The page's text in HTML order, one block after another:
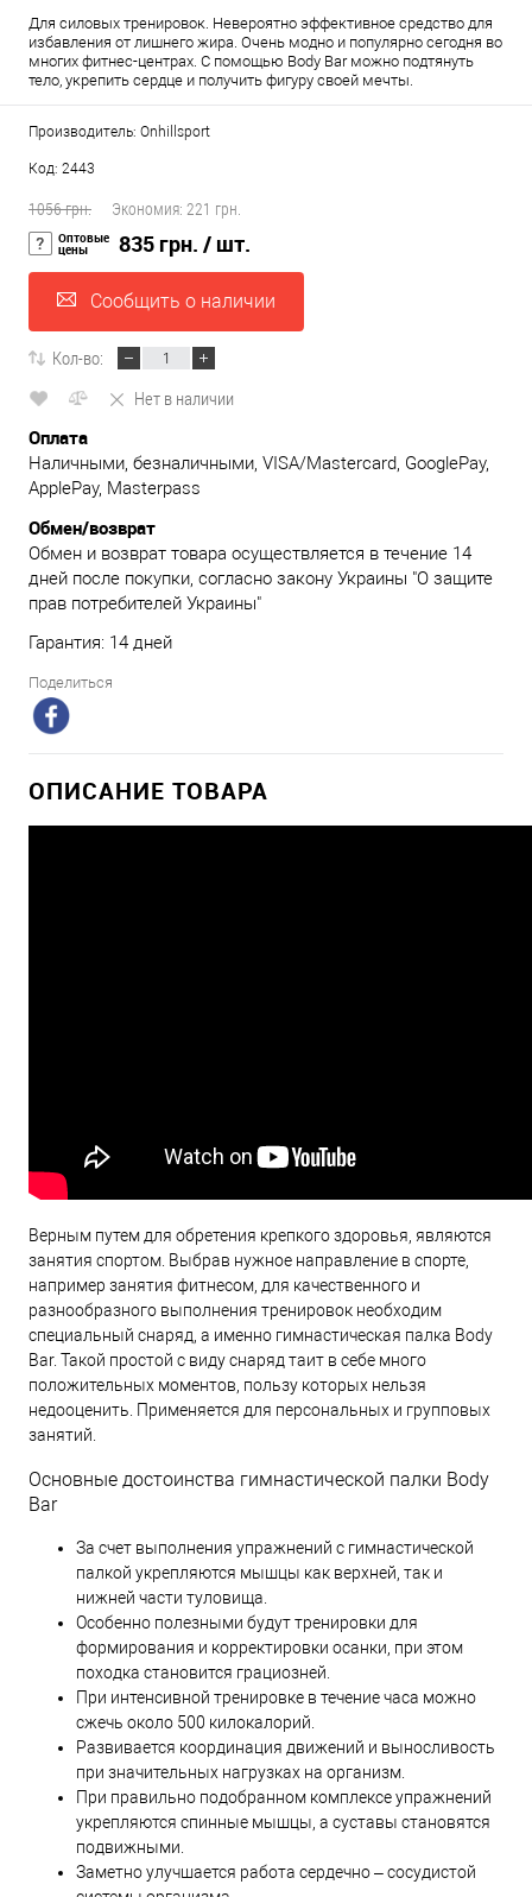
Для силовых тренировок. Невероятно эффективное средство для
избавления от лишнего жира. Очень модно и популярно сегодня во
многих фитнес-центрах. С помощью Body Bar можно подтянуть
тело, укрепить сердце и получить фигуру своей мечты.
Производитель: Onhillsport
Код: 2443
1056 грн. Экономия: 221 грн.
Оптовые
цены 835 грн. / шт.
Сообщить о наличии
Кол-во:
Нет в наличии
Оплата
Наличными, безналичными, VISA/Mastercard, GooglePay,
ApplePay, Masterpass
Обмен/возврат
Обмен и возврат товара осуществляется в течение 14
дней после покупки, согласно закону Украины "О защите
прав потребителей Украины"
Гарантия: 14 дней
Поделиться
ОПИСАНИЕ ТОВАРА
Верным путем для обретения крепкого здоровья, являются
занятия спортом. Выбрав нужное направление в спорте,
например занятия фитнесом, для качественного и
разнообразного выполнения тренировок необходим
специальный снаряд, а именно гимнастическая палка Body
Bar. Такой простой с виду снаряд таит в себе много
положительных моментов, пользу которых нельзя
недооценить. Применяется для персональных и групповых
занятий.
Основные достоинства гимнастической палки Body
Bar
За счет выполнения упражнений с гимнастической
палкой укрепляются мышцы как верхней, так и
нижней части туловища.
Особенно полезными будут тренировки для
формирования и корректировки осанки, при этом
походка становится грациозней.
При интенсивной тренировке в течение часа можно
сжечь около 500 килокалорий.
Развивается координация движений и выносливость
при значительных нагрузках на организм.
При правильно подобранном комплексе упражнений
укрепляются спинные мышцы, а суставы становятся
подвижными.
Заметно улучшается работа сердечно – сосудистой